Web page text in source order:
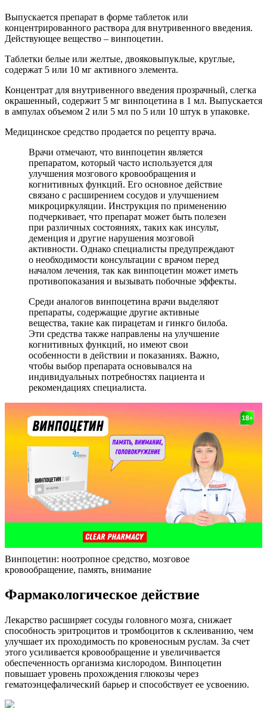
Выпускается препарат в форме таблеток или
концентрированного раствора для внутривенного введения.
Действующее вещество – винпоцетин.
Таблетки белые или желтые, двояковыпуклые, круглые,
содержат 5 или 10 мг активного элемента.
Концентрат для внутривенного введения прозрачный, слегка
окрашенный, содержит 5 мг винпоцетина в 1 мл. Выпускается
в ампулах объемом 2 или 5 мл по 5 или 10 штук в упаковке.
Медицинское средство продается по рецепту врача.
Врачи отмечают, что винпоцетин является
препаратом, который часто используется для
улучшения мозгового кровообращения и
когнитивных функций. Его основное действие
связано с расширением сосудов и улучшением
микроциркуляции. Инструкция по применению
подчеркивает, что препарат может быть полезен
при различных состояниях, таких как инсульт,
деменция и другие нарушения мозговой
активности. Однако специалисты предупреждают
о необходимости консультации с врачом перед
началом лечения, так как винпоцетин может иметь
противопоказания и вызывать побочные эффекты.
Среди аналогов винпоцетина врачи выделяют
препараты, содержащие другие активные
вещества, такие как пирацетам и гинкго билоба.
Эти средства также направлены на улучшение
когнитивных функций, но имеют свои
особенности в действии и показаниях. Важно,
чтобы выбор препарата основывался на
индивидуальных потребностях пациента и
рекомендациях специалиста.
Винпоцетин: ноотропное средство, мозговое
кровообращение, память, внимание
Фармакологическое действие
Лекарство расширяет сосуды головного мозга, снижает
способность эритроцитов и тромбоцитов к склеиванию, чем
улучшает их проходимость по кровеносным руслам. За счет
этого усиливается кровообращение и увеличивается
обеспеченность организма кислородом. Винпоцетин
повышает уровень прохождения глюкозы через
гематоэнцефалический барьер и способствует ее усвоению.